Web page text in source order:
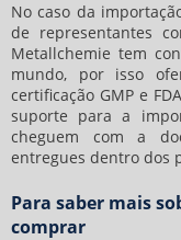
No caso da
de representantes
Metallchemie tem
mundo, por isso
certificação GMP e
suporte para a
cheguem com a
entregues dentro dos
Para saber mais
comprar